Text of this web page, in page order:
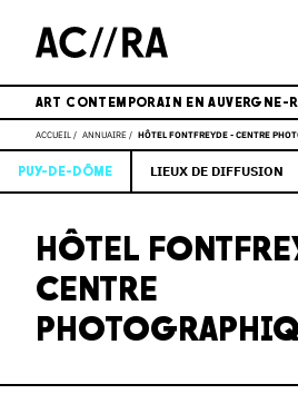
ART CONTEMPORAIN EN AUVERGNE-
ACCUEIL ANNUAIRE HÔTEL FONTFREYDE - CENTRE
PUY-DE-DÔME LIEUX DE DIFFUSION
HÔTEL
CENTRE